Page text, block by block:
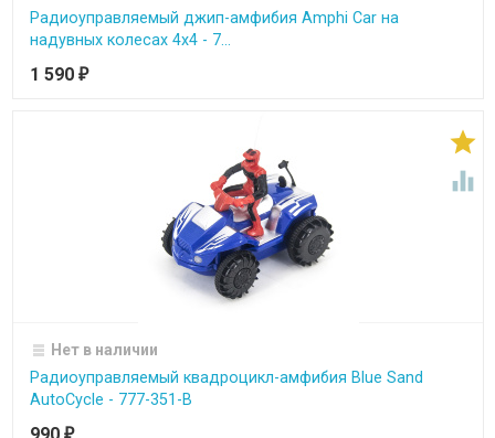
Радиоуправляемый джип-амфибия Amphi Car на
надувных колесах 4х4 - 7...
1 590 ₽


Нет в наличии
Радиоуправляемый квадроцикл-амфибия Blue Sand
AutoCycle - 777-351-B
₽